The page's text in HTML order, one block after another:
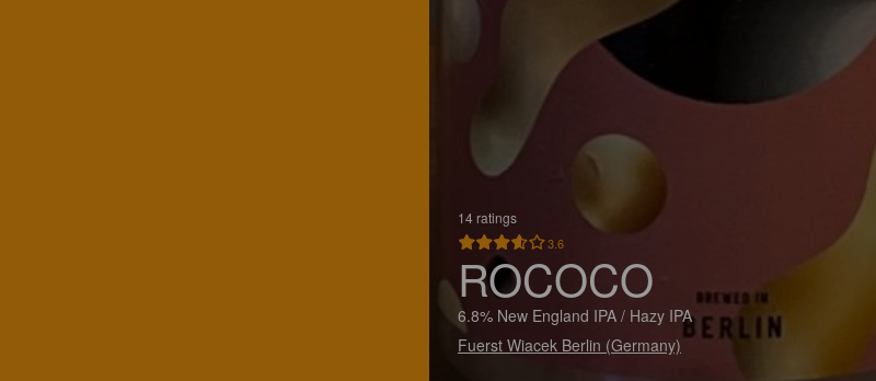
14 ratings
3.6
ROCOCO
6.8% New England IPA / Hazy IPA
Fuerst Wiacek Berlin (Germany)